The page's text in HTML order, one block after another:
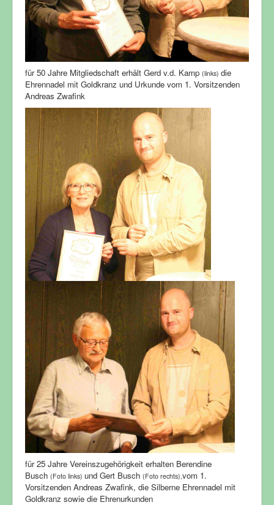
für 50 Jahre Mitgliedschaft erhält Gerd v.d. Kamp (links) die
Ehrennadel mit Goldkranz und Urkunde vom 1. Vorsitzenden
Andreas Zwafink
für 25 Jahre Vereinszugehörigkeit erhalten Berendine
Busch (Foto links) und Gert Busch (Foto rechts), vom 1.
Vorsitzenden Andreas Zwafink, die Silberne Ehrennadel mit
Goldkranz sowie die Ehrenurkunden